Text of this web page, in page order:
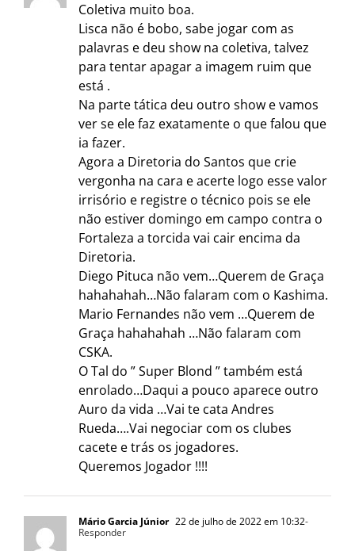
Coletiva muito boa.
Lisca não é bobo, sabe jogar com as
palavras e deu show na coletiva, talvez
para tentar apagar a imagem ruim que
está .
Na parte tática deu outro show e vamos
ver se ele faz exatamente o que falou que
ia fazer.
Agora a Diretoria do Santos que crie
vergonha na cara e acerte logo esse valor
irrisório e registre o técnico pois se ele
não estiver domingo em campo contra o
Fortaleza a torcida vai cair encima da
Diretoria.
Diego Pituca não vem…Querem de Graça
hahahahah…Não falaram com o Kashima.
Mario Fernandes não vem …Querem de
Graça hahahahah …Não falaram com
CSKA.
O Tal do ” Super Blond ” também está
enrolado…Daqui a pouco aparece outro
Auro da vida …Vai te cata Andres
Rueda….Vai negociar com os clubes
cacete e trás os jogadores.
Queremos Jogador !!!!
Mário Garcia Júnior 22 de julho de 2022 em 10:32-
Responder